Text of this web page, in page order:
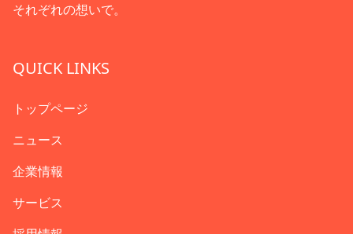
それぞれの想いで。
QUICK LINKS
トップページ
ニュース
企業情報
サービス